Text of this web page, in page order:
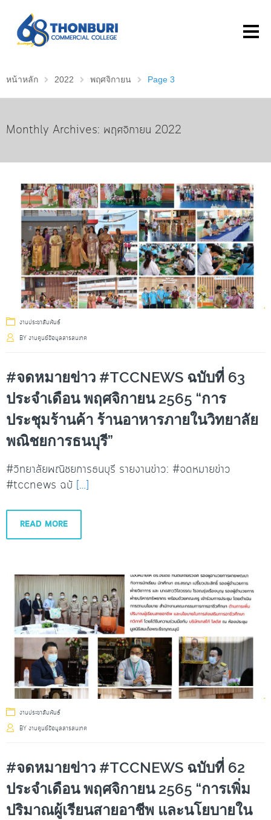
หน้าหลัก 2022 พฤศจิกายน Page 3
Monthly Archives: พฤศจิกายน 2022
งานประชาสัมพันธ์
BY งานศูนย์ข้อมูลสารสนเทศ
#จดหมายข่าว #TCCNEWS ฉบับที่ 63
ประจำเดือน พฤศจิกายน 2565 “การ
ประชุมร้านค้า ร้านอาหารภายในวิทยาลัย
พณิชยการธนบุรี”
#วิทยาลัยพณิชยการธนบุรี รายงานข่าว: #จดหมายข่าว
#tccnews ฉบั […]
READ MORE
งานประชาสัมพันธ์
BY งานศูนย์ข้อมูลสารสนเทศ
#จดหมายข่าว #TCCNEWS ฉบับที่ 62
ประจำเดือน พฤศจิกายน 2565 “การเพิ่ม
ปริมาณผู้เรียนสายอาชีพ และนโยบายใน